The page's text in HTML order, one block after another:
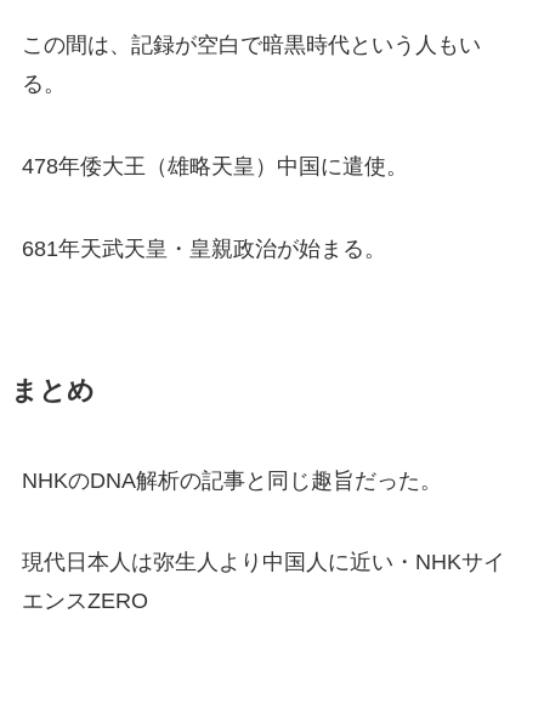
この間は、記録が空白で暗黒時代という人もい
る。
478年倭大王（雄略天皇）中国に遣使。
681年天武天皇・皇親政治が始まる。
まとめ
NHKのDNA解析の記事と同じ趣旨だった。
現代日本人は弥生人より中国人に近い・NHKサイ
エンスZERO